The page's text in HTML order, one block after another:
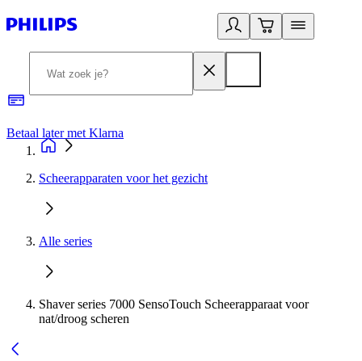
Betaal later met Klarna
Scheerapparaten voor het gezicht
Alle series
Shaver series 7000 SensoTouch Scheerapparaat voor
nat/droog scheren